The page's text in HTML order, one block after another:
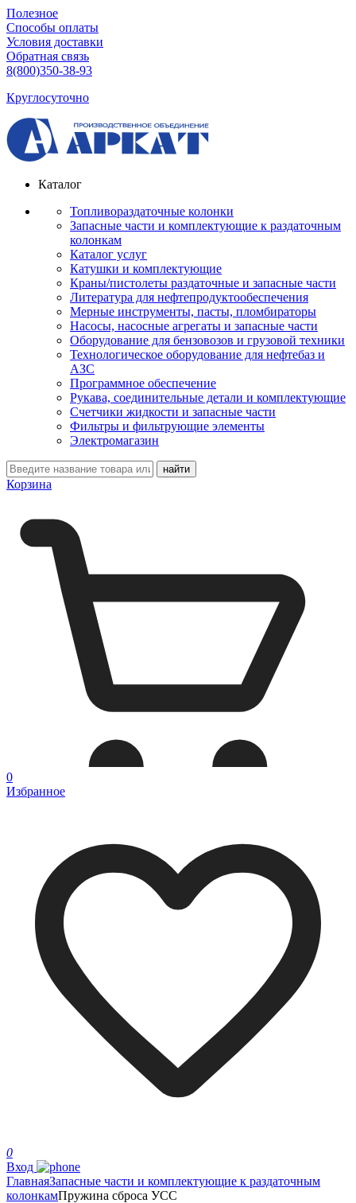
Полезное
Способы оплаты
Условия доставки
Обратная связь
8(800)350-38-93
Круглосуточно
Каталог
Топливораздаточные колонки
Запасные части и комплектующие к раздаточным
колонкам
Каталог услуг
Катушки и комплектующие
Краны/пистолеты раздаточные и запасные части
Литература для нефтепродуктообеспечения
Мерные инструменты, пасты, пломбираторы
Насосы, насосные агрегаты и запасные части
Оборудование для бензовозов и грузовой техники
Технологическое оборудование для нефтебаз и
АЗС
Программное обеспечение
Рукава, соединительные детали и комплектующие
Счетчики жидкости и запасные части
Фильтры и фильтрующие элементы
Электромагазин
Корзина
0
Избранное
0
Вход
ГлавнаяЗапасные части и комплектующие к раздаточным
колонкамПружина сброса УСС